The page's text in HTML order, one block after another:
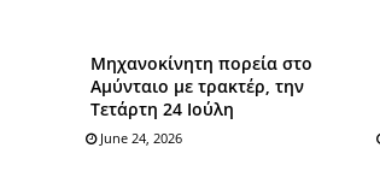
Μηχανοκίνητη πορεία στο
Αμύνταιο με τρακτέρ, την
Τετάρτη 24 Ιούλη
June 24, 2026